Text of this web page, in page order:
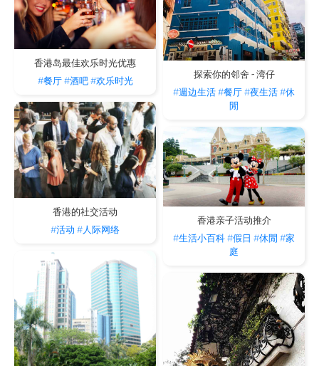
香港岛最佳欢乐时光优惠
#餐厅 #酒吧 #欢乐时光
探索你的邻舍 - 湾仔
#週边生活#餐厅#夜生活#休
閒
香港的社交活动
#活动 #人际网络
香港亲子活动推介
#生活小百科#假日 #休閒 #家
庭